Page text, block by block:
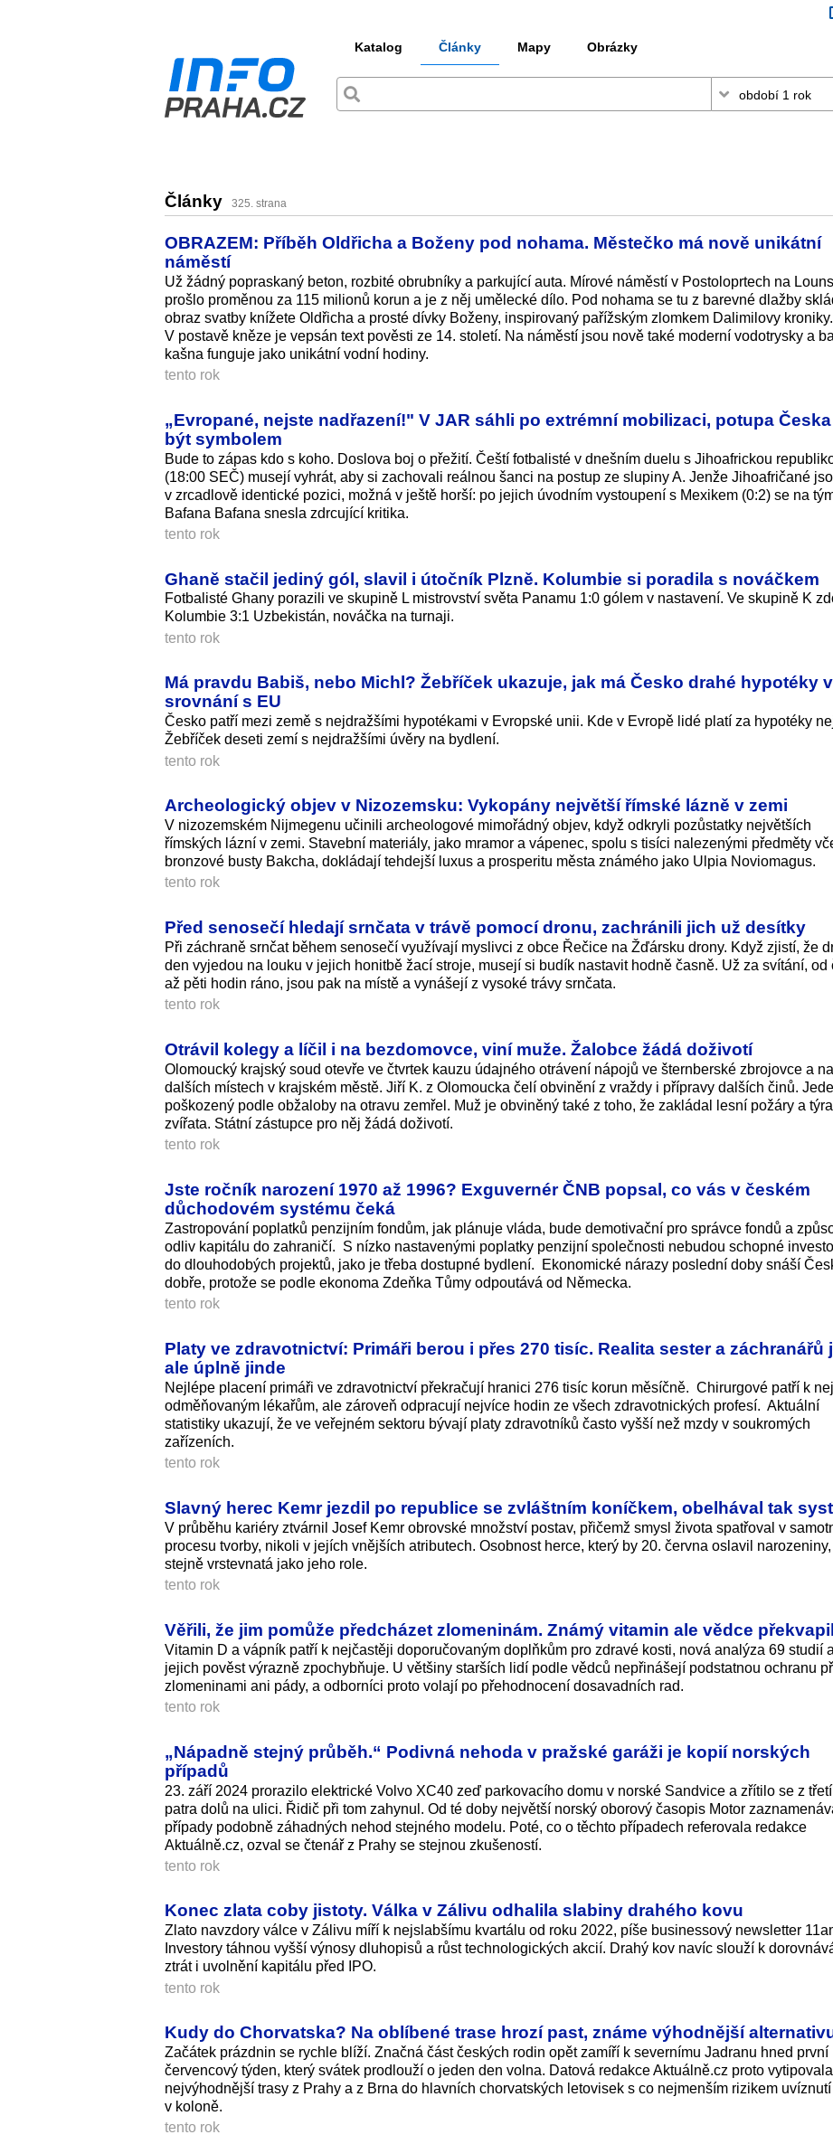
Katalog Články Mapy Obrázky
Články 325. strana
OBRAZEM: Příběh Oldřicha a Boženy pod nohama. Městečko má nově unikátní
náměstí
Už žádný popraskaný beton, rozbité obrubníky a parkující auta. Mírové náměstí v Postoloprtech na
prošlo proměnou za 115 milionů korun a je z něj umělecké dílo. Pod nohama se tu z barevné dlažby
obraz svatby knížete Oldřicha a prosté dívky Boženy, inspirovaný pařížským zlomkem Dalimilovy kroniky.
V postavě kněze je vepsán text pověsti ze 14. století. Na náměstí jsou nově také moderní vodotrysky a
kašna funguje jako unikátní vodní hodiny.
tento rok
„Evropané, nejste nadřazení!" V JAR sáhli po extrémní mobilizaci, potupa
být symbolem
Bude to zápas kdo s koho. Doslova boj o přežití. Čeští fotbalisté v dnešním duelu s Jihoafrickou
(18:00 SEČ) musejí vyhrát, aby si zachovali reálnou šanci na postup ze slupiny A. Jenže Jihoafričané
v zrcadlově identické pozici, možná v ještě horší: po jejich úvodním vystoupení s Mexikem (0:2) se na
Bafana Bafana snesla zdrcující kritika.
tento rok
Ghaně stačil jediný gól, slavil i útočník Plzně. Kolumbie si poradila s nováčkem
Fotbalisté Ghany porazili ve skupině L mistrovství světa Panamu 1:0 gólem v nastavení. Ve skupině K
Kolumbie 3:1 Uzbekistán, nováčka na turnaji.
tento rok
Má pravdu Babiš, nebo Michl? Žebříček ukazuje, jak má Česko drahé hypotéky
srovnání s EU
Česko patří mezi země s nejdražšími hypotékami v Evropské unii. Kde v Evropě lidé platí za hypotéky
Žebříček deseti zemí s nejdražšími úvěry na bydlení.
tento rok
Archeologický objev v Nizozemsku: Vykopány největší římské lázně v zemi
V nizozemském Nijmegenu učinili archeologové mimořádný objev, když odkryli pozůstatky největších
římských lázní v zemi. Stavební materiály, jako mramor a vápenec, spolu s tisíci nalezenými předměty
bronzové busty Bakcha, dokládají tehdejší luxus a prosperitu města známého jako Ulpia Noviomagus.
tento rok
Před senosečí hledají srnčata v trávě pomocí dronu, zachránili jich už desítky
Při záchraně srnčat během senosečí využívají myslivci z obce Řečice na Žďársku drony. Když zjistí, že
den vyjedou na louku v jejich honitbě žací stroje, musejí si budík nastavit hodně časně. Už za svítání, od
až pěti hodin ráno, jsou pak na místě a vynášejí z vysoké trávy srnčata.
tento rok
Otrávil kolegy a líčil i na bezdomovce, viní muže. Žalobce žádá doživotí
Olomoucký krajský soud otevře ve čtvrtek kauzu údajného otrávení nápojů ve šternberské zbrojovce a na
dalších místech v krajském městě. Jiří K. z Olomoucka čelí obvinění z vraždy i přípravy dalších činů.
poškozený podle obžaloby na otravu zemřel. Muž je obviněný také z toho, že zakládal lesní požáry a týral
zvířata. Státní zástupce pro něj žádá doživotí.
tento rok
Jste ročník narození 1970 až 1996? Exguvernér ČNB popsal, co vás v českém
důchodovém systému čeká
Zastropování poplatků penzijním fondům, jak plánuje vláda, bude demotivační pro správce fondů a
odliv kapitálu do zahraničí. S nízko nastavenými poplatky penzijní společnosti nebudou schopné
do dlouhodobých projektů, jako je třeba dostupné bydlení. Ekonomické nárazy poslední doby snáší
dobře, protože se podle ekonoma Zdeňka Tůmy odpoutává od Německa.
tento rok
Platy ve zdravotnictví: Primáři berou i přes 270 tisíc. Realita sester a záchranářů
ale úplně jinde
Nejlépe placení primáři ve zdravotnictví překračují hranici 276 tisíc korun měsíčně. Chirurgové patří k
odměňovaným lékařům, ale zároveň odpracují nejvíce hodin ze všech zdravotnických profesí. Aktuální
statistiky ukazují, že ve veřejném sektoru bývají platy zdravotníků často vyšší než mzdy v soukromých
zařízeních.
tento rok
Slavný herec Kemr jezdil po republice se zvláštním koníčkem, obelhával tak
V průběhu kariéry ztvárnil Josef Kemr obrovské množství postav, přičemž smysl života spatřoval v
procesu tvorby, nikoli v jejích vnějších atributech. Osobnost herce, který by 20. června oslavil
stejně vrstevnatá jako jeho role.
tento rok
Věřili, že jim pomůže předcházet zlomeninám. Známý vitamin ale vědce překvapil
Vitamin D a vápník patří k nejčastěji doporučovaným doplňkům pro zdravé kosti, nová analýza 69 studií
jejich pověst výrazně zpochybňuje. U většiny starších lidí podle vědců nepřinášejí podstatnou ochranu
zlomeninami ani pády, a odborníci proto volají po přehodnocení dosavadních rad.
tento rok
„Nápadně stejný průběh.“ Podivná nehoda v pražské garáži je kopií norských
případů
23. září 2024 prorazilo elektrické Volvo XC40 zeď parkovacího domu v norské Sandvice a zřítilo se z
patra dolů na ulici. Řidič při tom zahynul. Od té doby největší norský oborový časopis Motor
případy podobně záhadných nehod stejného modelu. Poté, co o těchto případech referovala redakce
Aktuálně.cz, ozval se čtenář z Prahy se stejnou zkušeností.
tento rok
Konec zlata coby jistoty. Válka v Zálivu odhalila slabiny drahého kovu
Zlato navzdory válce v Zálivu míří k nejslabšímu kvartálu od roku 2022, píše businessový newsletter
Investory táhnou vyšší výnosy dluhopisů a růst technologických akcií. Drahý kov navíc slouží k
ztrát i uvolnění kapitálu před IPO.
tento rok
Kudy do Chorvatska? Na oblíbené trase hrozí past, známe výhodnější
Začátek prázdnin se rychle blíží. Značná část českých rodin opět zamíří k severnímu Jadranu hned první
červencový týden, který svátek prodlouží o jeden den volna. Datová redakce Aktuálně.cz proto vytipovala
nejvýhodnější trasy z Prahy a z Brna do hlavních chorvatských letovisek s co nejmenším rizikem uvíznutí
v koloně.
tento rok